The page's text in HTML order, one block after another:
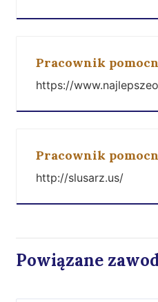
Pracownik
https://
Pracownik
http://slusarz.us/
Powiązane